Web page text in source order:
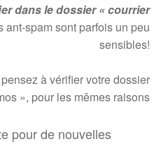
dans le dossier « courrier
ant-spam sont parfois un peu
sensibles!
à vérifier votre dossier
», pour les mêmes raisons
pour de nouvelles